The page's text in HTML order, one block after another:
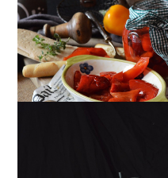
PEPERONI ALLA
PIEMONTESE